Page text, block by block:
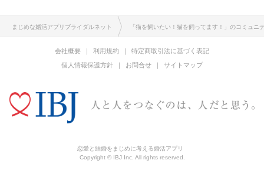
まじめな婚活アプリブライダルネット 「猫を飼いたい！猫を飼ってます！」のコミュニ
会社概要 利用規約
特定商取引法に基づく表記
個人情報保護方針
お問合せ サイトマップ
恋愛と結婚をまじめに考える婚活アプリ
Copyright © IBJ Inc. All rights reserved.